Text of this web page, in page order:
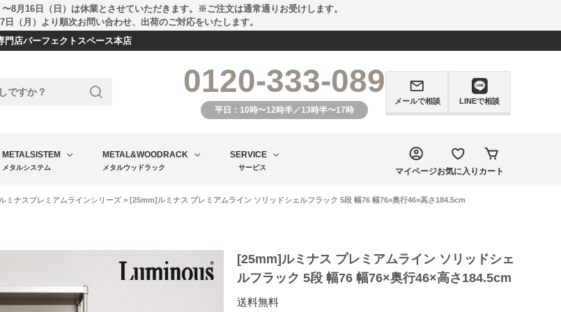
〜8月16日（日）は休業とさせていただきます。※ご注文は通常通りお受けします。
日（月）より順次お問い合わせ、出荷のご対応をいたします。
門店パーフェクトスペース本店
0120-333-089
平日：10時〜12時半／13時半〜17時
メールで相談 LINEで相談
METALSISTEM
メタルシステム
METAL&WOODRACK
メタルウッドラック
SERVICE
サービス マイページお気に入り カート
ミナスプレミアムラインシリーズ> [25mm]ルミナス プレミアムライン ソリッドシェルフラック 5段 幅76 幅76×奥行46×高さ184.5cm
[25mm]ルミナス プレミアムライン ソリッドシェ
ルフラック 5段 幅76 幅76×奥行46×高さ184.5cm